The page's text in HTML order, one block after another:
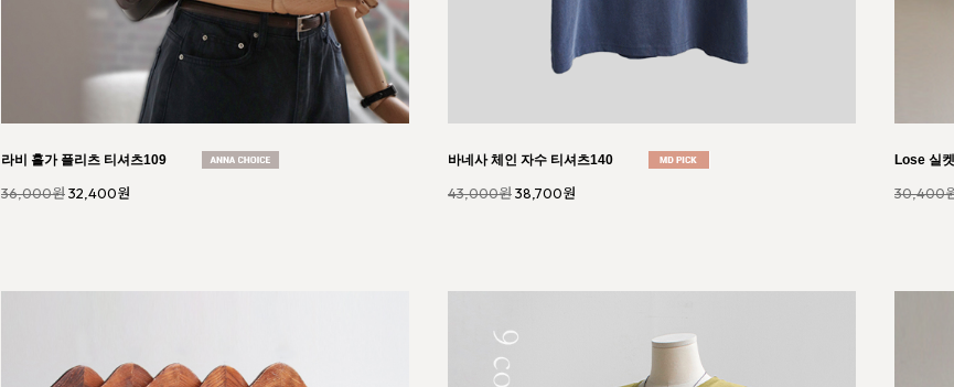
미네 밴딩 와이드 부츠컷 팬츠151
47,000원 43,710원
마커스 바스락 코튼 스판 팬츠074
51,000원45,900원
헤일로
42,000